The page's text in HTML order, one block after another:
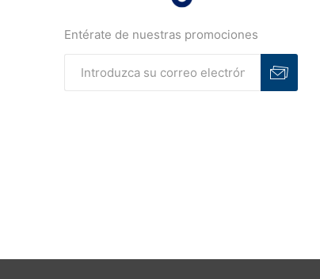
Entérate de nuestras promociones